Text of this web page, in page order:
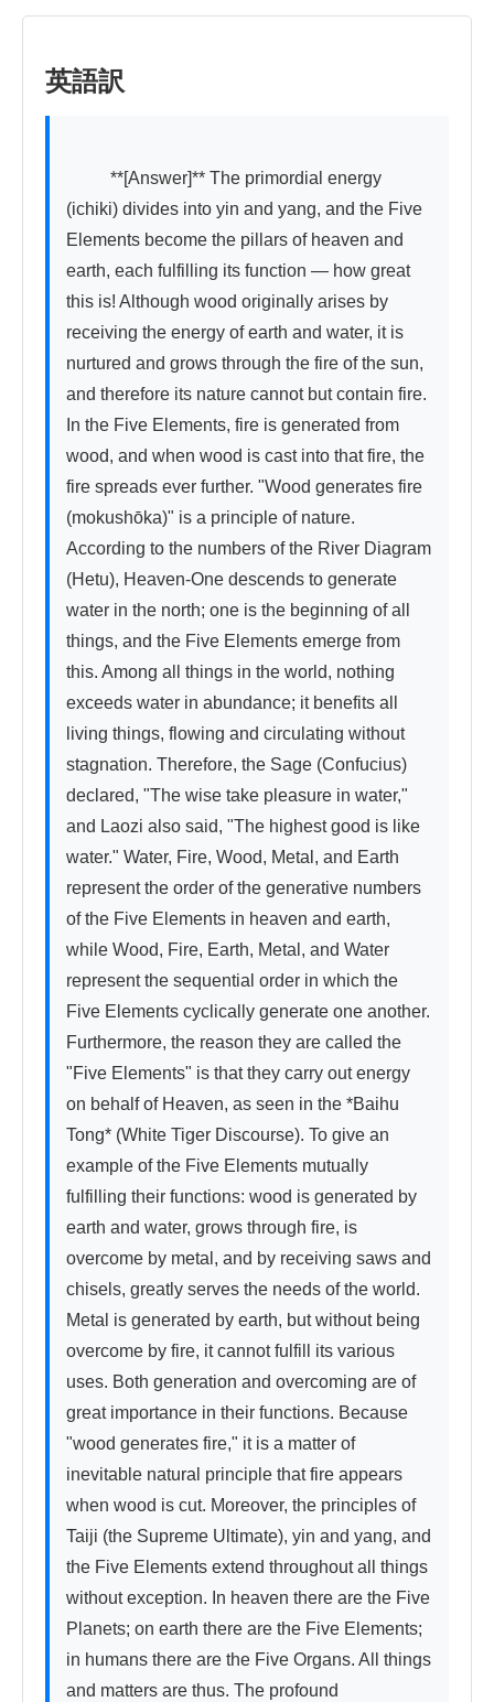
英語訳
(ichiki) divides into yin and yang, and the Five
Elements become the pillars of heaven and
earth, each fulfilling its function — how great
this is! Although wood originally arises by
receiving the energy of earth and water, it is
nurtured and grows through the fire of the sun,
and therefore its nature cannot but contain fire.
In the Five Elements, fire is generated from
wood, and when wood is cast into that fire, the
fire spreads ever further. "Wood generates fire
(mokushōka)" is a principle of nature.
According to the numbers of the River Diagram
(Hetu), Heaven-One descends to generate
water in the north; one is the beginning of all
things, and the Five Elements emerge from
this. Among all things in the world, nothing
exceeds water in abundance; it benefits all
living things, flowing and circulating without
stagnation. Therefore, the Sage (Confucius)
declared, "The wise take pleasure in water,"
and Laozi also said, "The highest good is like
water." Water, Fire, Wood, Metal, and Earth
represent the order of the generative numbers
of the Five Elements in heaven and earth,
while Wood, Fire, Earth, Metal, and Water
represent the sequential order in which the
Five Elements cyclically generate one another.
Furthermore, the reason they are called the
"Five Elements" is that they carry out energy
on behalf of Heaven, as seen in the *Baihu
Tong* (White Tiger Discourse). To give an
example of the Five Elements mutually
fulfilling their functions: wood is generated by
earth and water, grows through fire, is
overcome by metal, and by receiving saws and
chisels, greatly serves the needs of the world.
Metal is generated by earth, but without being
overcome by fire, it cannot fulfill its various
uses. Both generation and overcoming are of
great importance in their functions. Because
"wood generates fire," it is a matter of
inevitable natural principle that fire appears
when wood is cut. Moreover, the principles of
Taiji (the Supreme Ultimate), yin and yang, and
the Five Elements extend throughout all things
without exception. In heaven there are the Five
Planets; on earth there are the Five Elements;
in humans there are the Five Organs. All things
and matters are thus. The profound